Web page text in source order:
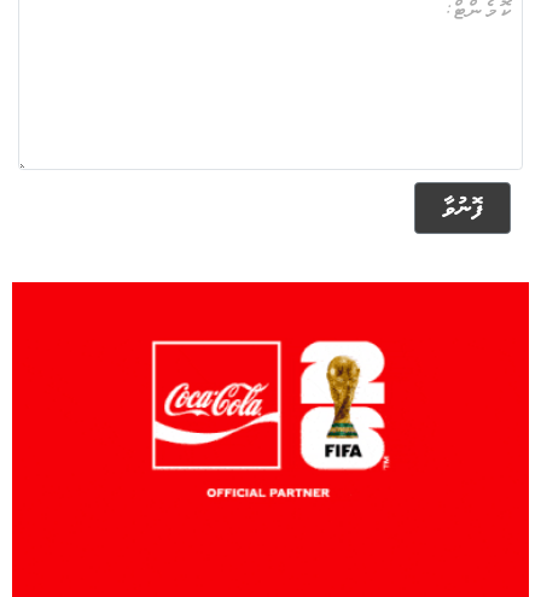
ފޮނުވާ